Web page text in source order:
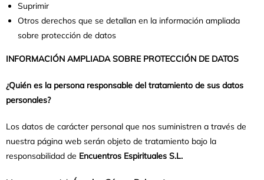
Suprimir
Otros derechos que se detallan en la información ampliada
sobre protección de datos
INFORMACIÓN AMPLIADA SOBRE PROTECCIÓN DE DATOS
¿Quién es la persona responsable del tratamiento de sus datos
personales?
Los datos de carácter personal que nos suministren a través de
nuestra página web serán objeto de tratamiento bajo la
responsabilidad de Encuentros Espirituales S.L.